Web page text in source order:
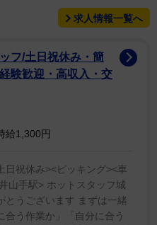
求人情報一覧へ
フ/土日祝休み・簡
験歓迎・高収入・交
給1,300円
日祝休み><ピッキング><車
山手駅> ホットスタッフ城
とうございます まずは一緒
う作業か」「自分に合う